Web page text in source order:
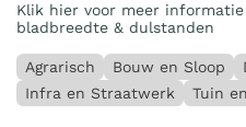
Klik hier voor meer
bladbreedte & dulstanden
Agrarisch Bouw en Sloop
Infra en Straatwerk
Tuin